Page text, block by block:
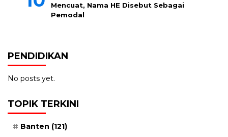
Mencuat, Nama HE Disebut Sebagai
Pemodal
PENDIDIKAN
No posts yet.
TOPIK TERKINI
Banten (121)